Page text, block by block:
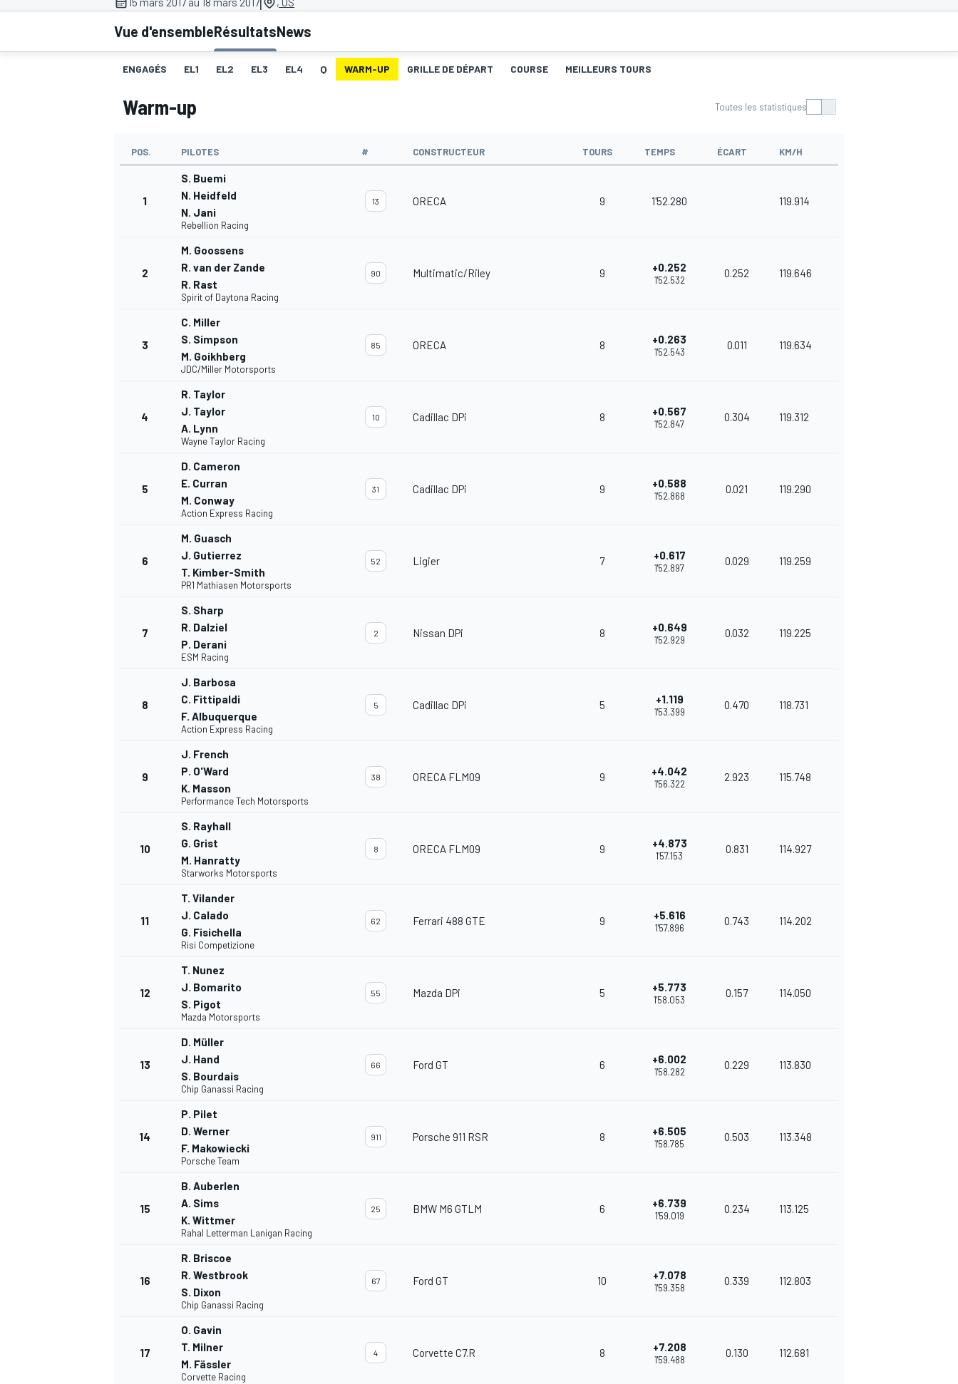
MOTOGP
AUTRES CHAMPIONNATS
Vue d'ensembleRésultatsNews
ENGAGÉS EL1 EL2 EL3 EL4 Q WARM-UP GRILLE DE DÉPART COURSE MEILLEURS TOURS
Warm-up Toutes les statistiques
POS. PILOTES # CONSTRUCTEUR TOURS TEMPS ÉCART KM/H
1
S. Buemi
N. Heidfeld
N. Jani
Rebellion Racing
13 ORECA 9 1'52.280 119.914
2
M. Goossens
R. van der Zande
R. Rast
Spirit of Daytona Racing
90 Multimatic/Riley 9 +0.252
1'52.532
0.252 119.646
3
C. Miller
S. Simpson
M. Goikhberg
JDC/Miller Motorsports
85 ORECA 8 +0.263
1'52.543
0.011 119.634
4
R. Taylor
J. Taylor
A. Lynn
Wayne Taylor Racing
10 Cadillac DPi 8 +0.567
1'52.847
0.304 119.312
5
D. Cameron
E. Curran
M. Conway
Action Express Racing
31 Cadillac DPi 9 +0.588
1'52.868
0.021 119.290
6
M. Guasch
J. Gutierrez
T. Kimber-Smith
PR1 Mathiasen Motorsports
52 Ligier 7 +0.617
1'52.897
0.029 119.259
7
S. Sharp
R. Dalziel
P. Derani
ESM Racing
2 Nissan DPi 8 +0.649
1'52.929
0.032 119.225
8
J. Barbosa
C. Fittipaldi
F. Albuquerque
Action Express Racing
5 Cadillac DPi 5 +1.119
1'53.399
0.470 118.731
9
J. French
P. O'Ward
K. Masson
Performance Tech Motorsports
38 ORECA FLM09 9 +4.042
1'56.322
2.923 115.748
10
S. Rayhall
G. Grist
M. Hanratty
Starworks Motorsports
8 ORECA FLM09 9 +4.873
1'57.153
0.831 114.927
11
T. Vilander
J. Calado
G. Fisichella
Risi Competizione
62 Ferrari 488 GTE 9 +5.616
1'57.896
0.743 114.202
12
T. Nunez
J. Bomarito
S. Pigot
Mazda Motorsports
55 Mazda DPi 5 +5.773
1'58.053
0.157 114.050
13
D. Müller
J. Hand
S. Bourdais
Chip Ganassi Racing
66 Ford GT 6 +6.002
1'58.282
0.229 113.830
14
P. Pilet
D. Werner
F. Makowiecki
Porsche Team
911 Porsche 911 RSR 8 +6.505
1'58.785
0.503 113.348
15
B. Auberlen
A. Sims
K. Wittmer
Rahal Letterman Lanigan Racing
25 BMW M6 GTLM 6 +6.739
1'59.019
0.234 113.125
16
R. Briscoe
R. Westbrook
S. Dixon
Chip Ganassi Racing
67 Ford GT 10 +7.078
1'59.358
0.339 112.803
17
O. Gavin
T. Milner
M. Fässler
Corvette Racing
4 Corvette C7.R 8 +7.208
1'59.488
0.130 112.681